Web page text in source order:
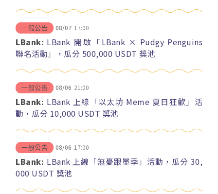
一般公告 08/07 17:00
LBank: LBank 開啟「LBank × Pudgy Penguins
聯名活動」，瓜分 500,000 USDT 獎池
一般公告 08/06 21:00
LBank: LBank 上線「以太坊 Meme 夏日狂歡」活
動，瓜分 10,000 USDT 獎池
一般公告 08/06 17:00
LBank: LBank 上線「無憂跟單季」活動，瓜分 30,
000 USDT 獎池